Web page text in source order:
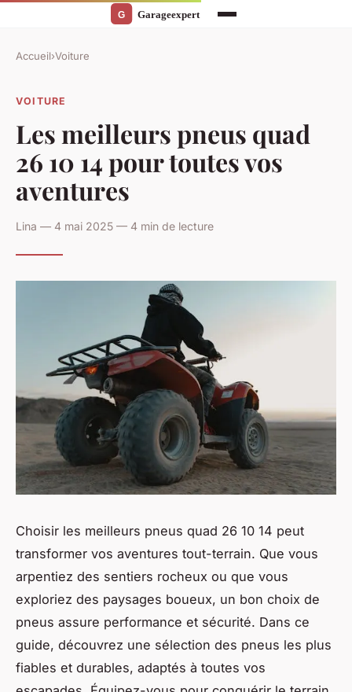
Accueil›Voiture
VOITURE
Les meilleurs pneus quad
26 10 14 pour toutes vos
aventures
Lina — 4 mai 2025 — 4 min de lecture
Choisir les meilleurs pneus quad 26 10 14 peut
transformer vos aventures tout-terrain. Que vous
arpentiez des sentiers rocheux ou que vous
exploriez des paysages boueux, un bon choix de
pneus assure performance et sécurité. Dans ce
guide, découvrez une sélection des pneus les plus
fiables et durables, adaptés à toutes vos